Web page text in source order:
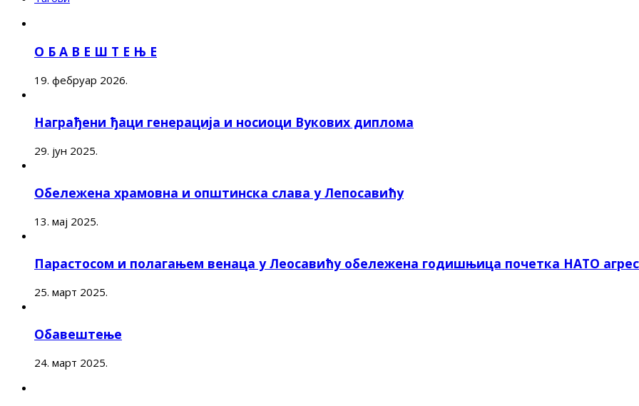
О Б А В Е Ш Т Е Њ Е
19. фебруар 2026.
Награђени ђаци генерација и носиоци Вукових диплома
29. јун 2025.
Обележена храмовна и општинска слава у Лепосавићу
13. мај 2025.
Парастосом и полагањем венаца у Леосавићу обележена годишњица почетка НАТО
25. март 2025.
Обавештење
24. март 2025.